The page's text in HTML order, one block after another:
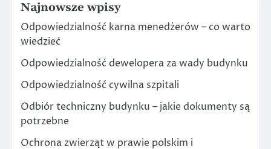
Najnowsze wpisy
Odpowiedzialność karna menedżerów – co warto
wiedzieć
Odpowiedzialność dewelopera za wady budynku
Odpowiedzialność cywilna szpitali
Odbiór techniczny budynku – jakie dokumenty są
potrzebne
Ochrona zwierząt w prawie polskim i